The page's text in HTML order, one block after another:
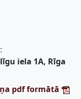
iela 1A, Rīga
pdf formātā